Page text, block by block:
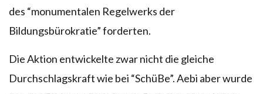
des “monumentalen Regelwerks der
Bildungsbürokratie” forderten.
Die Aktion entwickelte zwar nicht die gleiche
Durchschlagskraft wie bei “SchüBe”. Aebi aber wurde